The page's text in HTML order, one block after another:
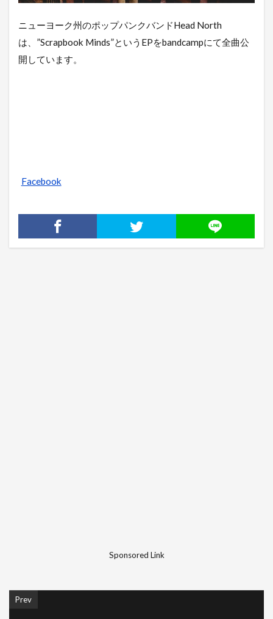
ニューヨーク州のポップパンクバンドHead North
は、”Scrapbook Minds”というEPをbandcampにて全曲公
開しています。
Facebook
Sponsored Link
Prev